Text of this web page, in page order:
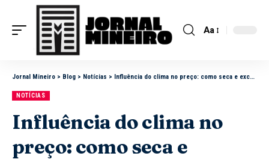
Aa
Jornal Mineiro > Blog > Notícias > Influência do clima no preço: como seca e excesso de chuva redefinem o valor da safra
NOTÍCIAS
Influência do clima no
preço: como seca e